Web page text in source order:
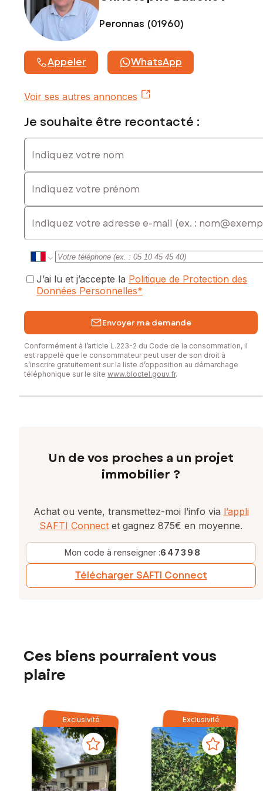
Prix de vente : 270 000 €
Honoraires charge vendeur
Contactez votre conseiller SAFTI : Christophe BAUCHET,
Tél. : 0609941974, E-mail : christophe.bauchet@safti.fr - EI -
sous le numéro 404013088
Peronnas (01960)
Appeler WhatsApp
Voir ses autres annonces
Je souhaite être recontacté :
Indiquez votre nom
Indiquez votre prénom
E-mail
J’ai lu et j’accepte la Politique de Protection des
Données Personnelles*
Envoyer ma demande
Conformément à l’article L.223-2 du Code de la consommation, il
est rappelé que le consommateur peut user de son droit à
s’inscrire gratuitement sur la liste d’opposition au démarchage
téléphonique sur le site www.bloctel.gouv.fr.
Un de vos proches a un projet
immobilier ?
Achat ou vente, transmettez-moi l’info via l’appli
SAFTI Connect et gagnez 875€ en moyenne.
Mon code à renseigner :647398
Télécharger SAFTI Connect
Ces biens pourraient vous
plaire
Exclusivité Exclusivité